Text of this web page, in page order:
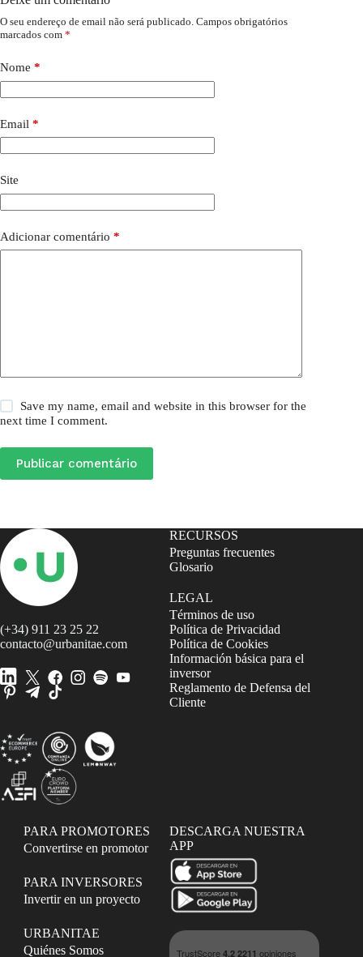
O seu endereço de email não será publicado. Campos obrigatórios
marcados com *
Nome *
Email *
Site
Adicionar comentário *
Save my name, email and website in this browser for the
next time I comment.
Publicar comentário
(+34) 911 23 25 22
contacto@urbanitae.com
RECURSOS
Preguntas frecuentes
Glosario
LEGAL
Términos de uso
Política de Privacidad
Política de Cookies
Información básica para el
inversor
Reglamento de Defensa del
Cliente
PARA PROMOTORES
Convertirse en promotor
PARA INVERSORES
Invertir en un proyecto
URBANITAE
Quiénes Somos
DESCARGA NUESTRA
APP